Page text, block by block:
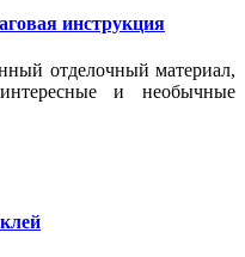
инструкция
отделочный материал,
и необычные